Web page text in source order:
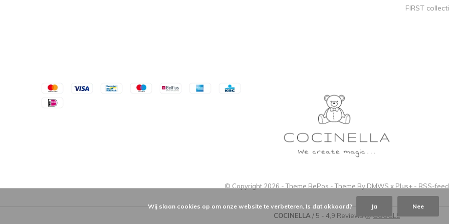
FIRST
© Copyright 2026 - Theme RePos - Theme By DMWS x Plus+ - RSS-feed
COCINELLA / 5 - 4,9 Reviews @GOOGLE
Wij slaan cookies op om onze website te verbeteren. Is dat akkoord? Ja Nee